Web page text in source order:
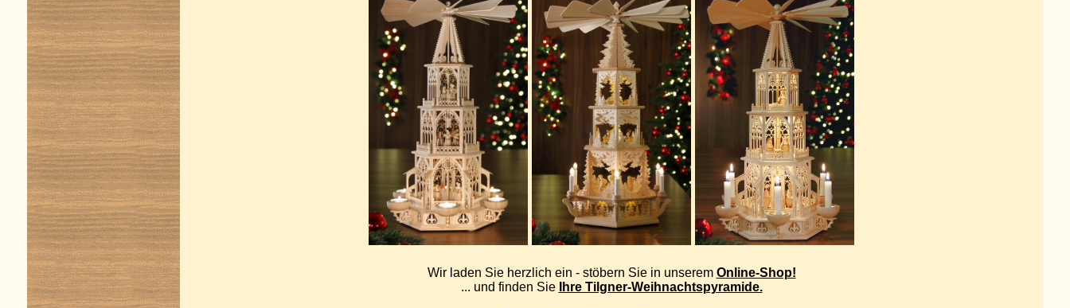
Wir laden Sie herzlich ein - stöbern Sie in unserem Online-Shop!
... und finden Sie
Ihre Tilgner-Weihnachtspyramide.